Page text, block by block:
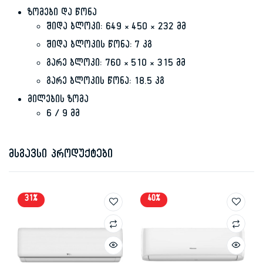
ზომები და წონა
შიდა ბლოკი: 649 × 450 × 232 მმ
შიდა ბლოკის წონა: 7 კგ
გარე ბლოკი: 760 × 510 × 315 მმ
გარე ბლოკის წონა: 18.5 კგ
მილების ზომა
6 / 9 მმ
მსგავსი პროდუქტები
31% 40%